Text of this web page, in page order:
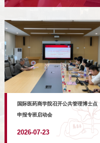
国际医药商学院召开公共管理博士点
申报专班启动会
2026-07-23